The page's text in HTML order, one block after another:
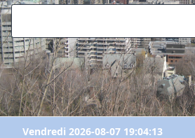
Vendredi 2026-08-07 19:04:13